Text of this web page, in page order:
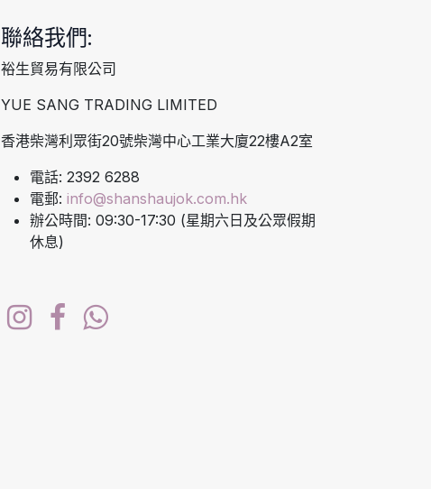
聯絡我們:
裕生貿易有限公司
YUE SANG TRADING LIMITED
香港柴灣利眾街20號柴灣中心工業大廈22樓A2室
電話: 2392 6288
電郵: info@shanshaujok.com.hk
辦公時間: 09:30-17:30 (星期六日及公眾假期
休息)